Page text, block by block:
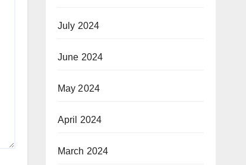
July 2024
June 2024
May 2024
April 2024
March 2024